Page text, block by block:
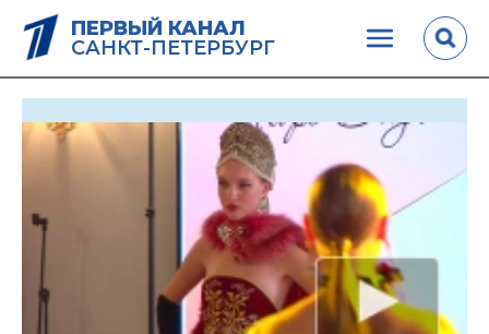
ПЕРВЫЙ КАНАЛ
САНКТ-ПЕТЕРБУРГ